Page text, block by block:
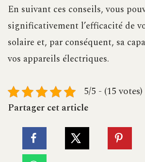
En suivant ces conseils, vous
significativement l’efficacité de
solaire et, par conséquent, sa
vos appareils électriques.
5/5 - (15 votes)
Partager cet article